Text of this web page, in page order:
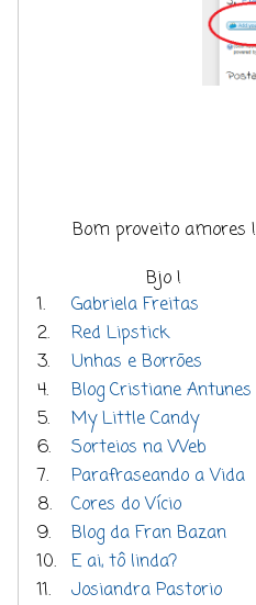
Bom proveito amores !
Bjo !
1.
Gabriela Freitas
2.
Red Lipstick
3.
Unhas e Borrões
4.
Blog Cristiane Antunes
5.
My Little Candy
6.
Sorteios na Web
7.
Parafraseando a Vida
8.
Cores do Vício
9.
Blog da Fran Bazan
10. E ai, tô linda?
11.
Josiandra Pastorio